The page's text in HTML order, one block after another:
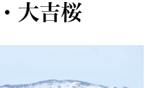
大吉桜